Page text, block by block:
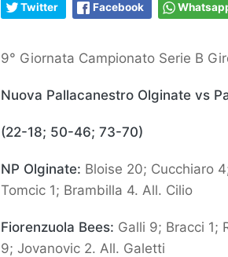
Twitter Facebook
9° Giornata Campionato Serie B
Nuova Pallacanestro Olginate vs
(22-18; 50-46; 73-70)
NP Olginate: Bloise 20; Cucchiaro
Tomcic 1; Brambilla 4. All. Cilio
Fiorenzuola Bees: Galli 9; Bracci 1;
9; Jovanovic 2. All. Galetti